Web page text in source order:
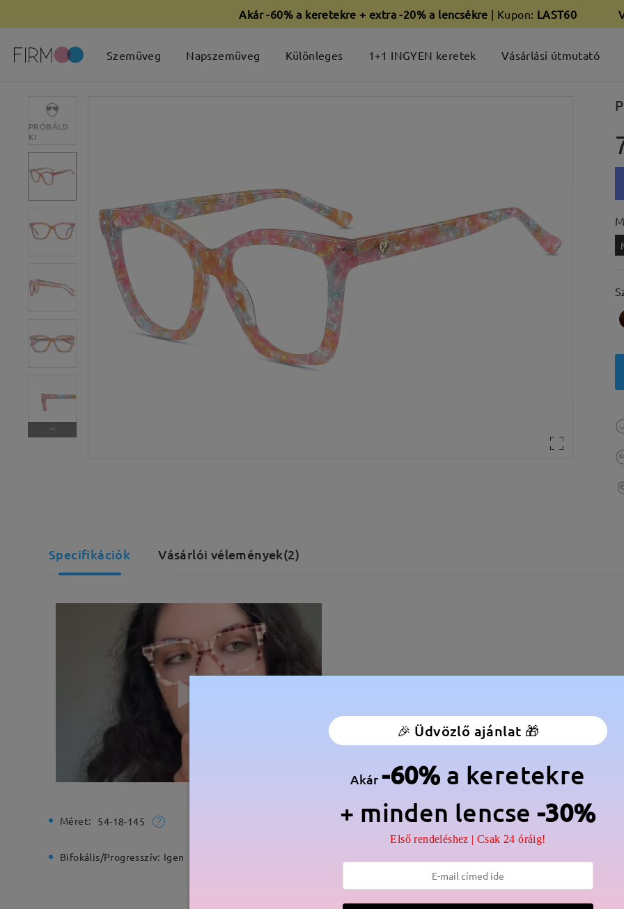
Akár -60% a keretekre + extra -20% a lencsékre | Kupon: LAST60
Szemüveg Napszemüveg Különleges 1+1 INGYEN keretek Vásárlási útmutató
PRÓBÁLD
KI
Specifikációk Vásárlói vélemények(2)
Méret: 54-18-145 Teljes szélesség: 135 mm ( Közepes) Lencse átlós méret: 55 mm
Bifokális/Progresszív: Igen
🎉 Üdvözlő ajánlat 🎁
Akár-60% a keretekre
+ minden lencse -30%
Első rendeléshez | Csak 24 óráig!